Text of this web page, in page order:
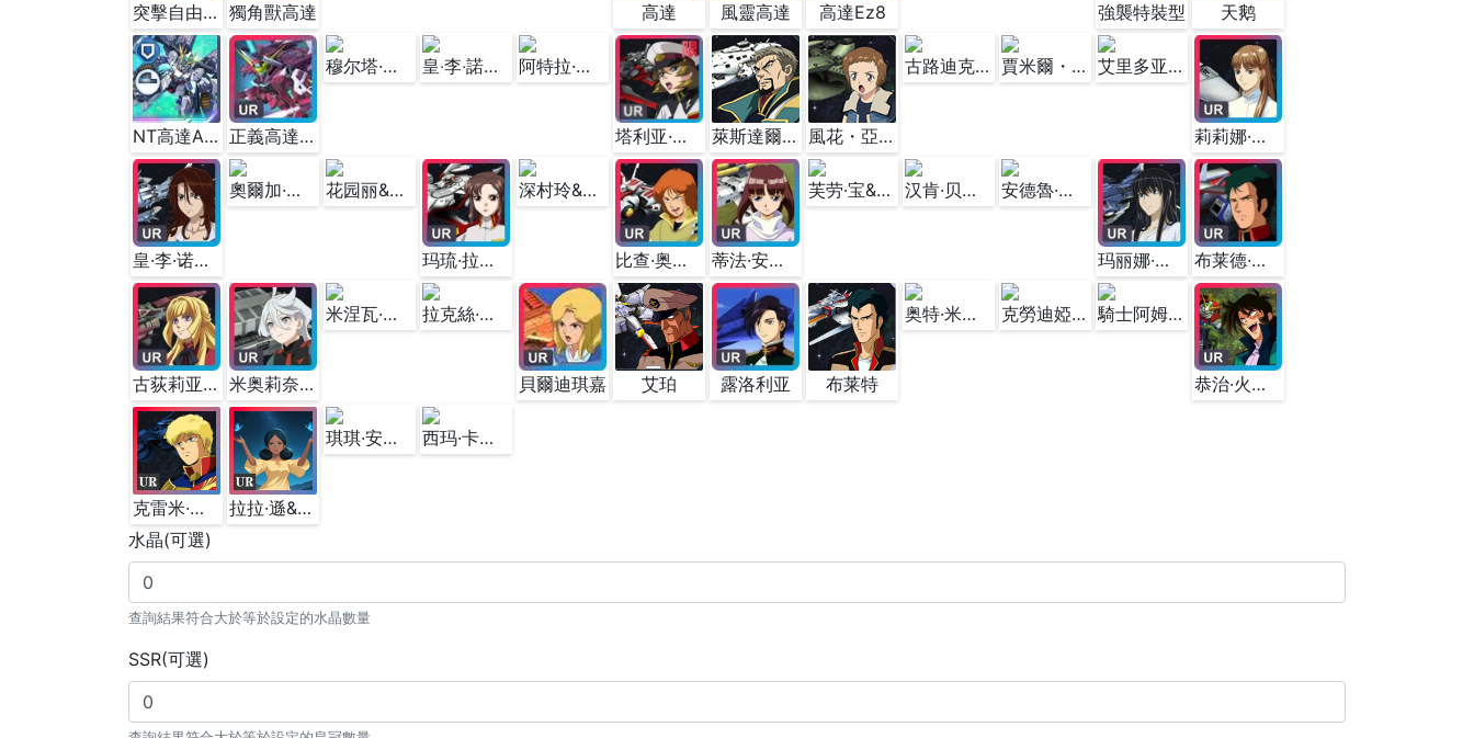
突擊自由高達(EX) 獨角獸高達 高達 風靈高達 高達Ez8 強襲特裝型 天鹅
NT高達A裝備 正義高達(EX)
穆尔塔·阿兹拉艾尔＆主天使号 皇‧李‧諾瑞加＆托勒密號Ⅱ型 阿特拉·米克斯塔＆萤火
塔利亚·库拉迪斯＆智慧女神号 萊斯達爾‧艾里昂＆鰹魚級戰艦 風花・亞哲＆勞亞級
古路迪克·艾諾亞&歌姬號 賈米爾・尼特&自由號II 艾里多亚·马西斯＆气垫车侦察车
莉莉娜·多利安&皮斯美利昂
皇·李·诺瑞加&托勒密号
奧爾加·伊茲卡&漁火 花园丽&阿伽玛
玛琉·拉米亚斯&大天使号
深村玲&苞型运输艇
比查·奥雷格&新阿伽马号 蒂法·安迪尔&自由号
芙劳·宝&白色基地 汉肯·贝克纳&拉迪修 安德魯·巴爾特菲爾德&永恆號
玛丽娜·伊士麦&托勒密号2型 布莱德·诺亚&白色基地
古荻莉亚·蓝那·伯恩斯坦&渔火 米奥莉奈·伦布兰&学园舰
米涅瓦·拉欧·扎比 ＆ 葛兰雪 拉克絲·克萊茵&永恒號
貝爾迪琪嘉 艾珀 露洛利亚 布莱特
奥特·米塔斯&擬·阿卡馬(隆德·貝爾) 克勞迪婭·佩爾&蜂巢號 騎士阿姆羅&飛馬白色基地
恭治·火州&惡魔鋼彈(第2型態)
克雷米·托特&桑多拉 拉拉·遜&桑吉巴爾
琪琪·安达露西亚＆豪泽恩号356航班 西玛·卡拉豪＆莉莉玛莲
水晶(可選)
查詢結果符合大於等於設定的水晶數量
SSR(可選)